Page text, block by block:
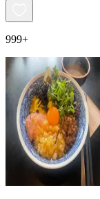
999+